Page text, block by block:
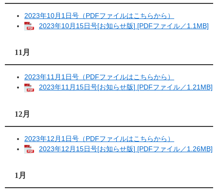
2023年10月1日号（PDFファイルはこちらから）
2023年10月15日号[お知らせ版] [PDFファイル／1.1MB]
11月
2023年11月1日号（PDFファイルはこちらから）
2023年11月15日号[お知らせ版] [PDFファイル／1.21MB]
12月
2023年12月1日号（PDFファイルはこちらから）
2023年12月15日号[お知らせ版] [PDFファイル／1.26MB]
1月